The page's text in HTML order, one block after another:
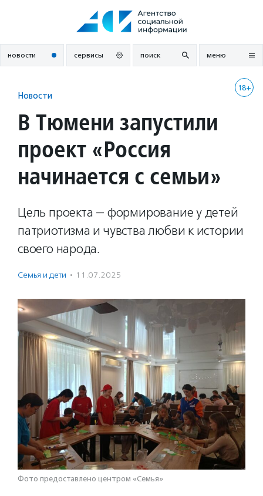
новости сервисы поиск меню
18+
Новости
В Тюмени запустили
проект «Россия
начинается с семьи»
Цель проекта — формирование у детей
патриотизма и чувства любви к истории
своего народа.
Семья и дети · 11.07.2025
Фото предоставлено центром «Семья»